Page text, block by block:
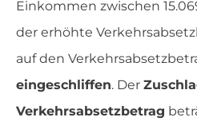
Einkommen zwischen
der erhöhte
auf den
eingeschliffen. Der
Verkehrsabsetzbetrag